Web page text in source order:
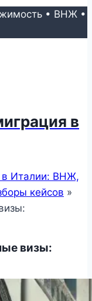
• ВНЖ •
в
Италии: ВНЖ,
кейсов »
визы: